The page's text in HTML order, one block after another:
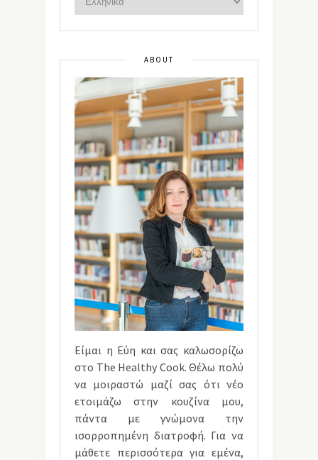
ABOUT
Είμαι η Εύη και σας καλωσορίζω
στο The Healthy Cook. Θέλω πολύ
να μοιραστώ μαζί σας ότι νέο
ετοιμάζω στην κουζίνα μου,
πάντα με γνώμονα την
ισορροπημένη διατροφή. Για να
μάθετε περισσότερα για εμένα,